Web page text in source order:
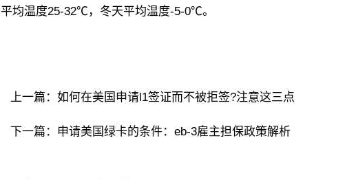
平均温度25-32℃，冬天平均温度-5-0℃。
上一篇： 如何在美国申请l1签证而不被拒签?注意这三点
下一篇： 申请美国绿卡的条件：eb-3雇主担保政策解析